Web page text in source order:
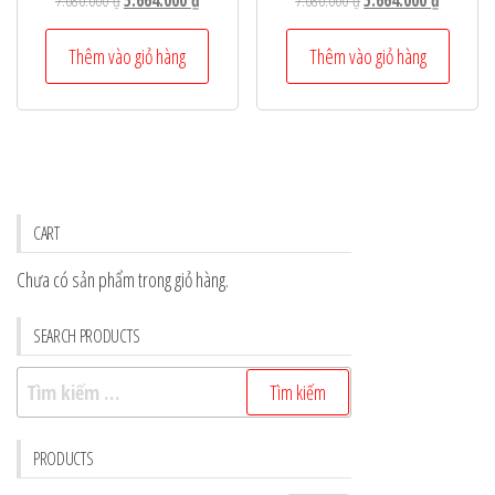
gốc
là:
7.080.000 ₫.
hiện
là:
5.664.000 ₫.
Thêm vào giỏ hàng
gốc
là:
7.080.000 ₫.
hiện
là:
Thêm vào giỏ hàng
CART
Chưa có sản phẩm trong giỏ hàng.
SEARCH PRODUCTS
Tìm
kiếm
cho:
PRODUCTS